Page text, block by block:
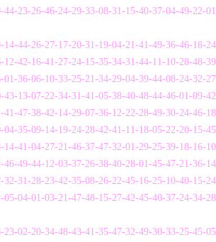
44-23-26-46-24-29-33-08-31-15-40-37-04-49-22-
14-44-26-27-17-20-31-19-04-21-41-49-36-46-18-
12-42-16-41-27-24-15-35-34-31-44-11-10-28-48-
01-36-06-10-33-25-21-34-29-04-39-44-08-24-32-
43-13-07-22-34-31-41-05-38-40-48-44-46-01-09-
41-47-38-42-14-29-07-36-12-22-28-49-30-24-46-
04-35-09-14-19-24-28-42-41-11-18-05-22-20-15-
14-41-04-27-21-46-37-47-32-01-29-25-39-18-16-
46-49-44-12-03-37-26-38-40-28-01-45-47-21-36-
32-31-28-23-42-35-08-26-22-45-16-25-10-40-15-
05-04-01-03-21-47-48-15-27-42-45-40-37-24-34-
23-02-20-34-48-43-41-35-47-32-49-30-33-25-45-